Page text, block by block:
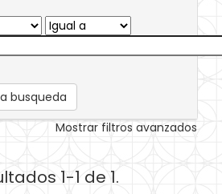
busqueda
Mostrar filtros avanzados
1-1 de 1.